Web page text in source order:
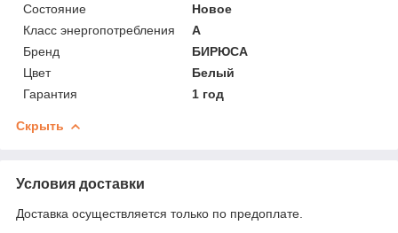
Состояние
Новое
Класс энергопотребления
А
Бренд
БИРЮСА
Цвет
Белый
Гарантия
1 год
Скрыть
Условия доставки
Доставка осуществляется только по предоплате.